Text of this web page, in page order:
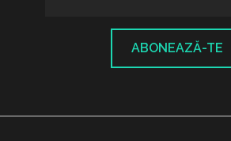
ABONEAZĂ-TE